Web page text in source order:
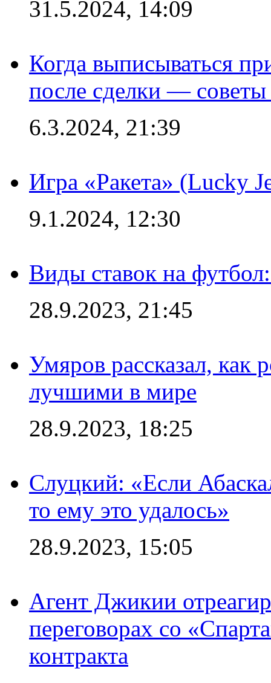
31.5.2024, 14:09
Когда выписываться
после сделки —
6.3.2024, 21:39
Игра «Ракета» (Lucky
9.1.2024, 12:30
Виды ставок на
28.9.2023, 21:45
Умяров рассказал, как
лучшими в мире
28.9.2023, 18:25
Слуцкий: «Если
то ему это удалось»
28.9.2023, 15:05
Агент Джикии
переговорах со
контракта